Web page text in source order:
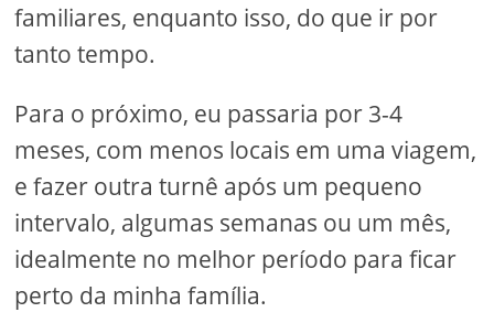
familiares, enquanto isso, do que ir por
tanto tempo.
Para o próximo, eu passaria por 3-4
meses, com menos locais em uma viagem,
e fazer outra turnê após um pequeno
intervalo, algumas semanas ou um mês,
idealmente no melhor período para ficar
perto da minha família.